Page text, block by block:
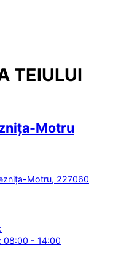
TEIULUI
Motru
Motru, 227060
08:00 - 14:00